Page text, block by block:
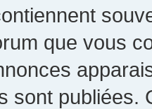
que vous
sont publiées.